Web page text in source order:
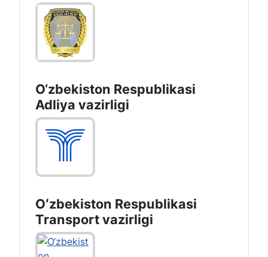
O‘zbekiston Respublikasi
Adliya vazirligi
Oʻzbekiston Respublikasi
Transport vazirligi